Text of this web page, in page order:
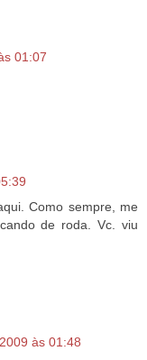
01:07
Como sempre, me
de roda. Vc. viu
às 01:48